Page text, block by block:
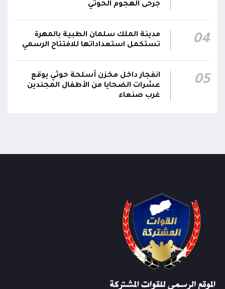
جرحى الهجوم الحوثي
04
مدينة الملك سلمان الطبية بالمهرة
تستكمل استعداداتها للافتتاح الرسمي
05
انفجار داخل مخزن أسلحة حوثي يوقع
عشرات الضحايا من الأطفال المجندين
غرب صنعاء